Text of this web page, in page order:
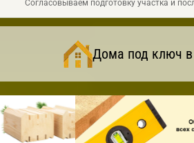
Согласовываем подготовку участка и
Дома под ключ